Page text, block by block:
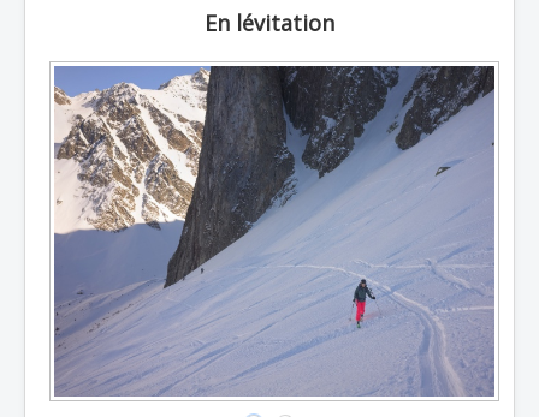
En lévitation